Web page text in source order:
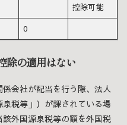
控除可能
0
の適用はない
会社が配当を行う際、法人
税等」）が課されている場
外国源泉税等の額を外国税